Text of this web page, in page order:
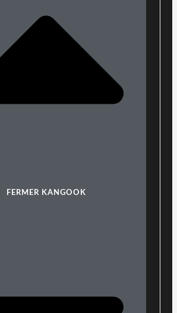
FERMER KANGOOK